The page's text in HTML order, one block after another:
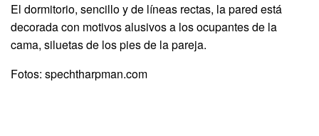
El dormitorio, sencillo y de líneas rectas, la pared está
decorada con motivos alusivos a los ocupantes de la
cama, siluetas de los pies de la pareja.
Fotos: spechtharpman.com